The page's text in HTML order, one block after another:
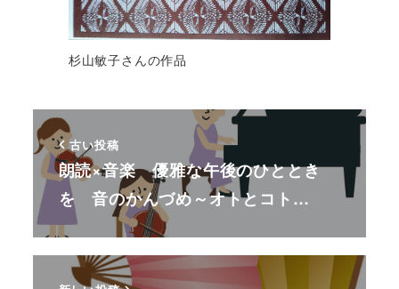
杉山敏子さんの作品
古い投稿
朗読×音楽 優雅な午後のひととき
を 音のかんづめ～オトとコト…